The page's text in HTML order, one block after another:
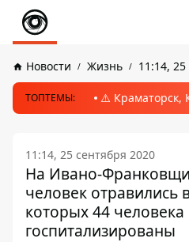
Новости Жизнь 11:14,
ТОПТЕМЫ: ⚠️ Краматорск,
11:14, 25 сентября 2020
На Ивано-
человек отравились
которых 44 человека
госпитализированы